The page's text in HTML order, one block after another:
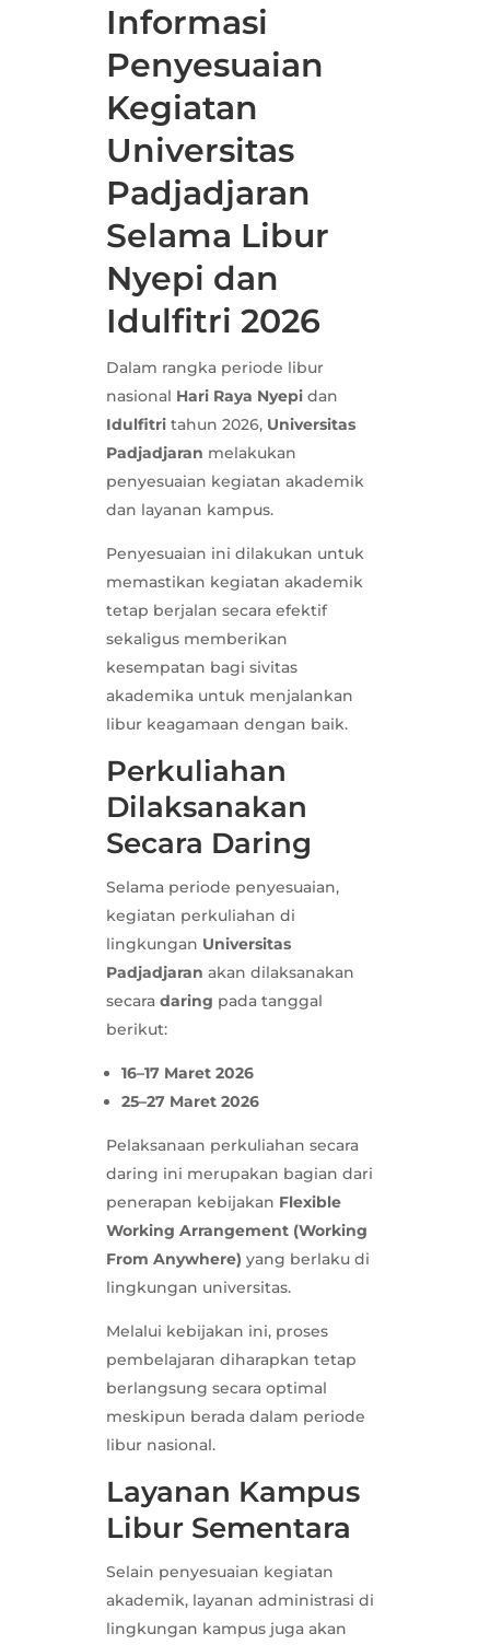
Informasi
Penyesuaian
Kegiatan
Universitas
Padjadjaran
Selama Libur
Nyepi dan
Idulfitri 2026
Dalam rangka periode libur
nasional Hari Raya Nyepidan
Idulfitritahun 2026, Universitas
Padjadjaran melakukan
penyesuaian kegiatan akademik
dan layanan kampus.
Penyesuaian ini dilakukan untuk
memastikan kegiatan akademik
tetap berjalan secara efektif
sekaligus memberikan
kesempatan bagi sivitas
akademika untuk menjalankan
libur keagamaan dengan baik.
Perkuliahan
Dilaksanakan
Secara Daring
Selama periode penyesuaian,
kegiatan perkuliahan di
lingkungan Universitas
Padjadjaran akan dilaksanakan
secara daring pada tanggal
berikut:
16–17 Maret 2026
25–27 Maret 2026
Pelaksanaan perkuliahan secara
daring ini merupakan bagian dari
penerapan kebijakan Flexible
Working Arrangement (Working
From Anywhere) yang berlaku di
lingkungan universitas.
Melalui kebijakan ini, proses
pembelajaran diharapkan tetap
berlangsung secara optimal
meskipun berada dalam periode
libur nasional.
Layanan Kampus
Libur Sementara
Selain penyesuaian kegiatan
akademik, layanan administrasi di
lingkungan kampus juga akan